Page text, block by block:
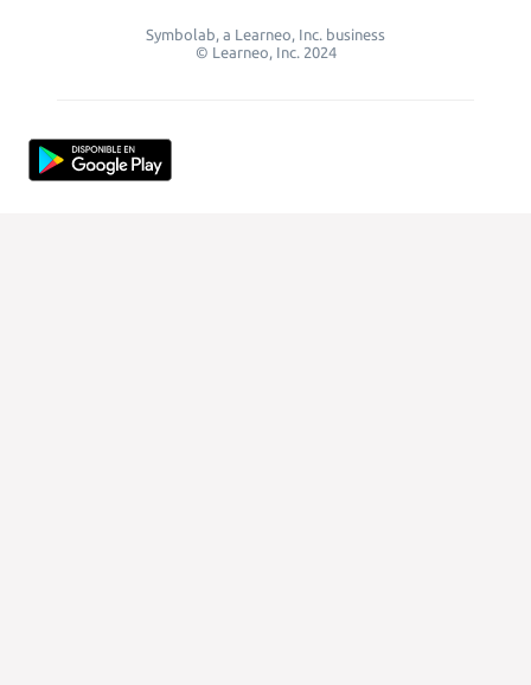
Symbolab, a Learneo, Inc. business
© Learneo, Inc. 2024